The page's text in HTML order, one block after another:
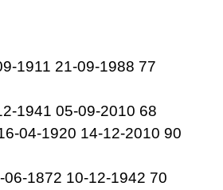
1911 21-09-1988 77
1941 05-09-2010 68
04-1920 14-12-2010 90
1872 10-12-1942 70